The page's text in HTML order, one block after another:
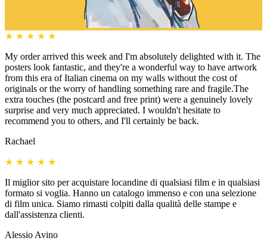
★ ★ ★ ★ ★
My order arrived this week and I'm absolutely delighted with it. The
posters look fantastic, and they're a wonderful way to have artwork
from this era of Italian cinema on my walls without the cost of
originals or the worry of handling something rare and fragile.The
extra touches (the postcard and free print) were a genuinely lovely
surprise and very much appreciated. I wouldn't hesitate to
recommend you to others, and I'll certainly be back.
Rachael
★ ★ ★ ★ ★
Il miglior sito per acquistare locandine di qualsiasi film e in qualsiasi
formato si voglia. Hanno un catalogo immenso e con una selezione
di film unica. Siamo rimasti colpiti dalla qualità delle stampe e
dall'assistenza clienti.
Alessio Avino